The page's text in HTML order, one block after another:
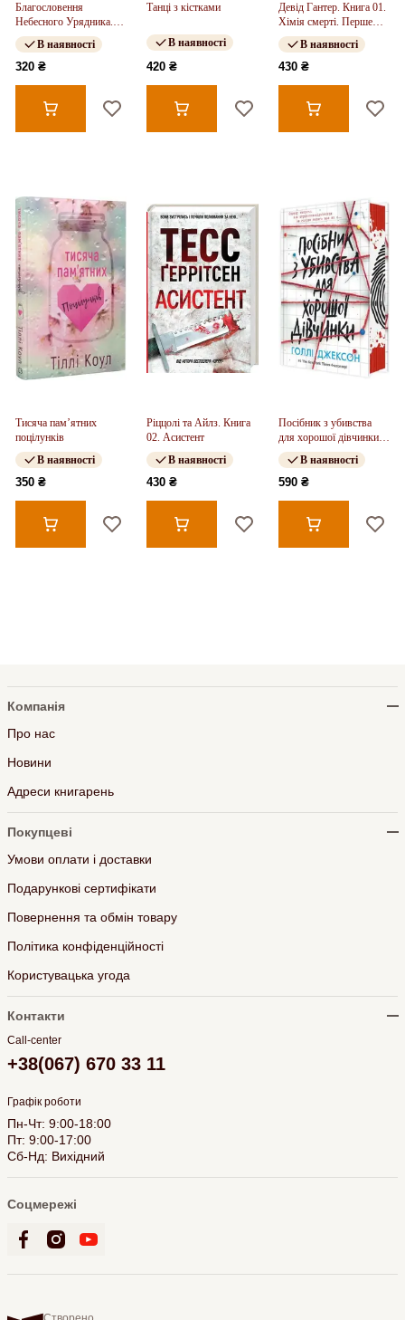
Благословення
Небесного Урядника.
Том 2
В наявності
320 ₴
Танці з кістками
В наявності
420 ₴
Девід Гантер. Книга 01.
Хімія смерті. Перше
розслідування
В наявності
430 ₴
Тисяча пам’ятних
поцілунків
В наявності
350 ₴
Ріццолі та Айлз. Книга
02. Асистент
В наявності
430 ₴
Посібник з убивства
для хорошої дівчинки.
Книга 01
В наявності
590 ₴
Компанія
Про нас
Новини
Адреси книгарень
Покупцеві
Умови оплати і доставки
Подарункові сертифікати
Повернення та обмін товару
Політика конфіденційності
Користувацька угода
Контакти
Call-center
+38(067) 670 33 11
Графік роботи
Пн-Чт: 9:00-18:00
Пт: 9:00-17:00
Сб-Нд: Вихідний
Соцмережі